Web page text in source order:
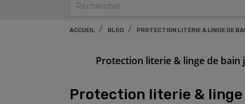
ACCUEIL BLOG PROTECTION LITERIE & LINGE DE
Protection literie & linge de bain
Protection literie &